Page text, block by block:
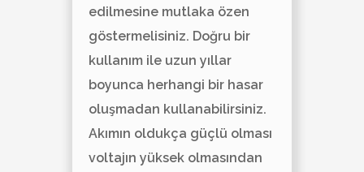
edilmesine mutlaka özen
göstermelisiniz. Doğru bir
kullanım ile uzun yıllar
boyunca herhangi bir hasar
oluşmadan kullanabilirsiniz.
Akımın oldukça güçlü olması
voltajın yüksek olmasından